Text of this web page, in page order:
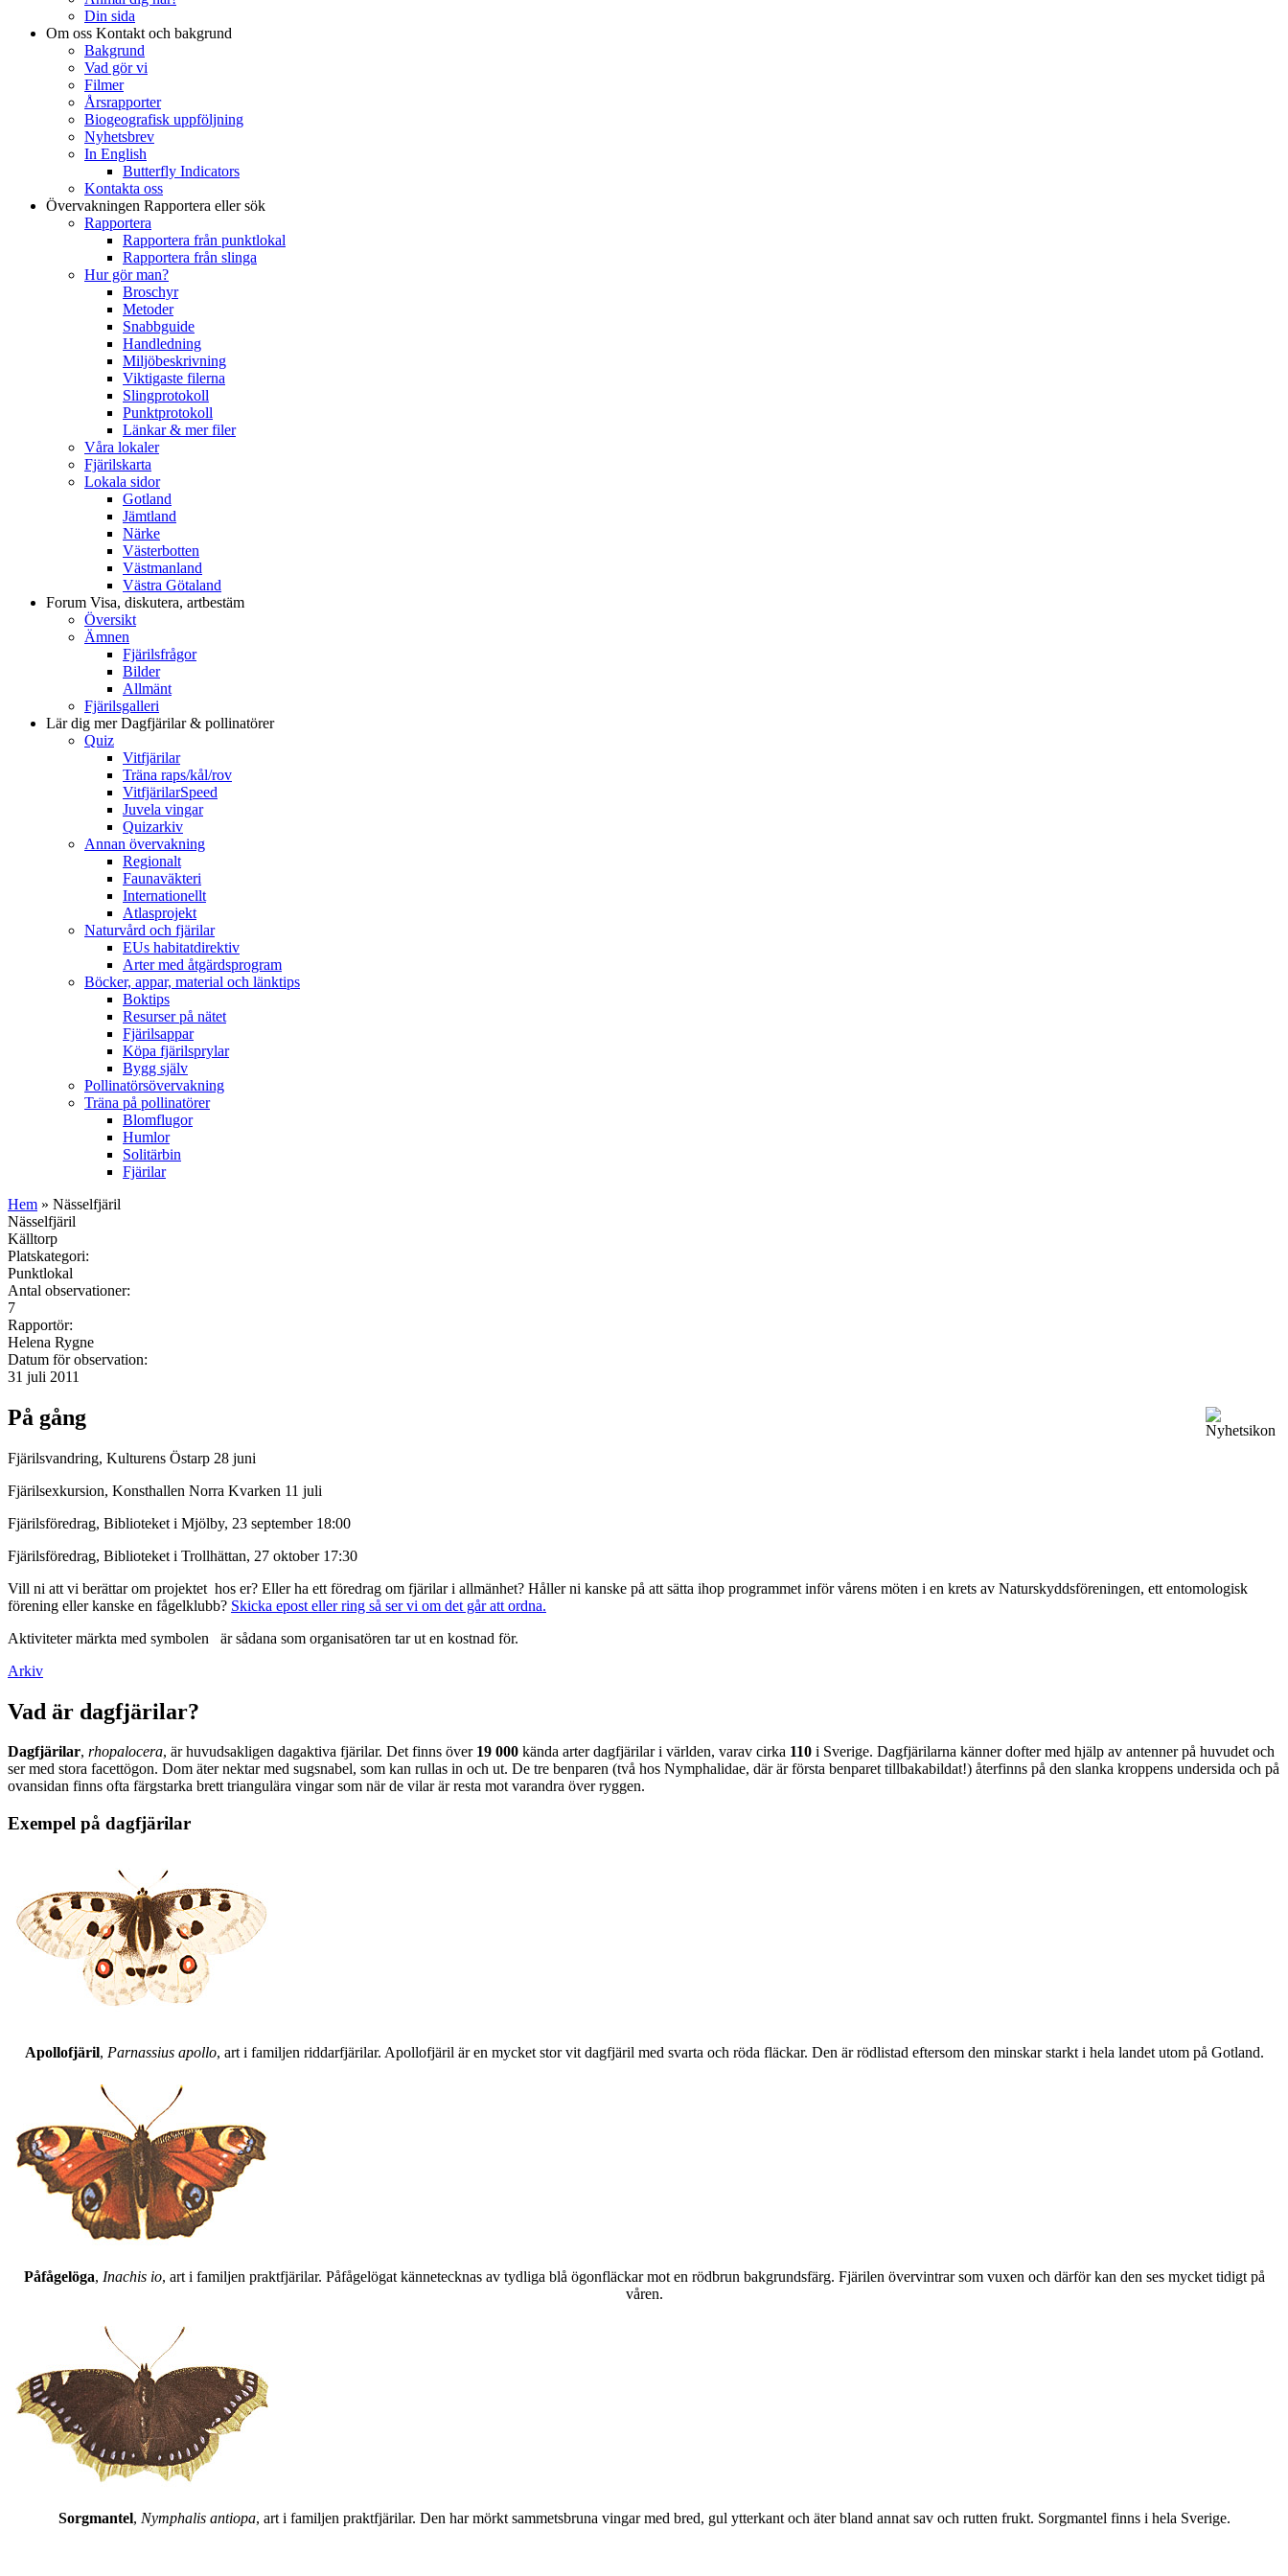
Din sida
Om oss Kontakt och bakgrund
Bakgrund
Vad gör vi
Filmer
Årsrapporter
Biogeografisk uppföljning
Nyhetsbrev
In English
Butterfly Indicators
Kontakta oss
Övervakningen Rapportera eller sök
Rapportera
Rapportera från punktlokal
Rapportera från slinga
Hur gör man?
Broschyr
Metoder
Snabbguide
Handledning
Miljöbeskrivning
Viktigaste filerna
Slingprotokoll
Punktprotokoll
Länkar & mer filer
Våra lokaler
Fjärilskarta
Lokala sidor
Gotland
Jämtland
Närke
Västerbotten
Västmanland
Västra Götaland
Forum Visa, diskutera, artbestäm
Översikt
Ämnen
Fjärilsfrågor
Bilder
Allmänt
Fjärilsgalleri
Lär dig merDagfjärilar & pollinatörer
Quiz
Vitfjärilar
Träna raps/kål/rov
VitfjärilarSpeed
Juvela vingar
Quizarkiv
Annan övervakning
Regionalt
Faunaväkteri
Internationellt
Atlasprojekt
Naturvård och fjärilar
EUs habitatdirektiv
Arter med åtgärdsprogram
Böcker, appar, material och länktips
Boktips
Resurser på nätet
Fjärilsappar
Köpa fjärilsprylar
Bygg själv
Pollinatörsövervakning
Träna på pollinatörer
Blomflugor
Humlor
Solitärbin
Fjärilar
Hem » Nässelfjäril
Nässelfjäril
Källtorp
Platskategori:
Punktlokal
Antal observationer:
7
Rapportör:
Helena Rygne
Datum för observation:
31 juli 2011
På gång
Fjärilsvandring, Kulturens Östarp 28 juni
Fjärilsexkursion, Konsthallen Norra Kvarken 11 juli
Fjärilsföredrag, Biblioteket i Mjölby, 23 september 18:00
Fjärilsföredrag, Biblioteket i Trollhättan, 27 oktober 17:30
Vill ni att vi berättar om projektet hos er? Eller ha ett föredrag om fjärilar i allmänhet? Håller ni kanske på att sätta ihop programmet inför vårens möten i en krets av Naturskyddsföreningen, ett entomologisk
förening eller kanske en fågelklubb? Skicka epost eller ring så ser vi om det går att ordna.
Aktiviteter märkta med symbolen
är sådana som organisatören tar ut en kostnad för.
Arkiv
Vad är dagfjärilar?
Dagfjärilar, rhopalocera, är huvudsakligen dagaktiva fjärilar. Det finns över 19 000 kända arter dagfjärilar i världen, varav cirka 110 i Sverige. Dagfjärilarna känner dofter med hjälp av antenner på huvudet och
ser med stora facettögon. Dom äter nektar med sugsnabel, som kan rullas in och ut. De tre benparen (två hos Nymphalidae, där är första benparet tillbakabildat!) återfinns på den slanka kroppens undersida och på
ovansidan finns ofta färgstarka brett triangulära vingar som när de vilar är resta mot varandra över ryggen.
Exempel på dagfjärilar
Apollofjäril, Parnassius apollo, art i familjen riddarfjärilar. Apollofjäril är en mycket stor vit dagfjäril med svarta och röda fläckar. Den är rödlistad eftersom den minskar starkt i hela landet utom på Gotland.
Påfågelöga, Inachis io, art i familjen praktfjärilar. Påfågelögat kännetecknas av tydliga blå ögonfläckar mot en rödbrun bakgrundsfärg. Fjärilen övervintrar som vuxen och därför kan den ses mycket tidigt på
våren.
Sorgmantel, Nymphalis antiopa, art i familjen praktfjärilar. Den har mörkt sammetsbruna vingar med bred, gul ytterkant och äter bland annat sav och rutten frukt. Sorgmantel finns i hela Sverige.